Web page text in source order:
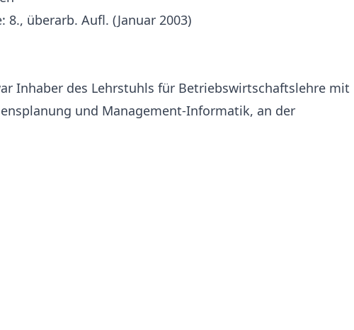
überarb. Aufl. (Januar 2003)
Inhaber des Lehrstuhls für Betriebswirtschaftslehre mit
und Management-Informatik, an der